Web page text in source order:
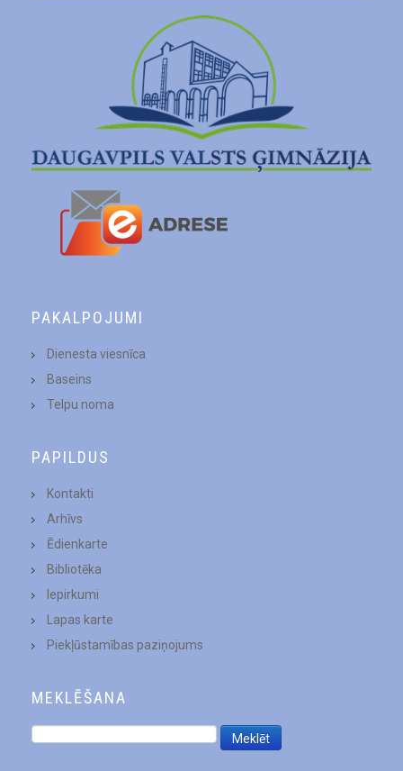
PAKALPOJUMI
Dienesta viesnīca
Baseins
Telpu noma
PAPILDUS
Kontakti
Arhīvs
Ēdienkarte
Bibliotēka
Iepirkumi
Lapas karte
Piekļūstamības paziņojums
MEKLĒŠANA